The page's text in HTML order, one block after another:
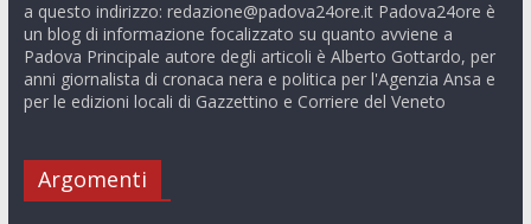
a questo indirizzo: redazione@padova24ore.itPadova24ore è
un blog di informazione focalizzato su quanto avviene a
Padova Principale autore degli articoli è Alberto Gottardo, per
anni giornalista di cronaca nera e politica per l'Agenzia Ansa e
per le edizioni locali di Gazzettino e Corriere del Veneto
Argomenti